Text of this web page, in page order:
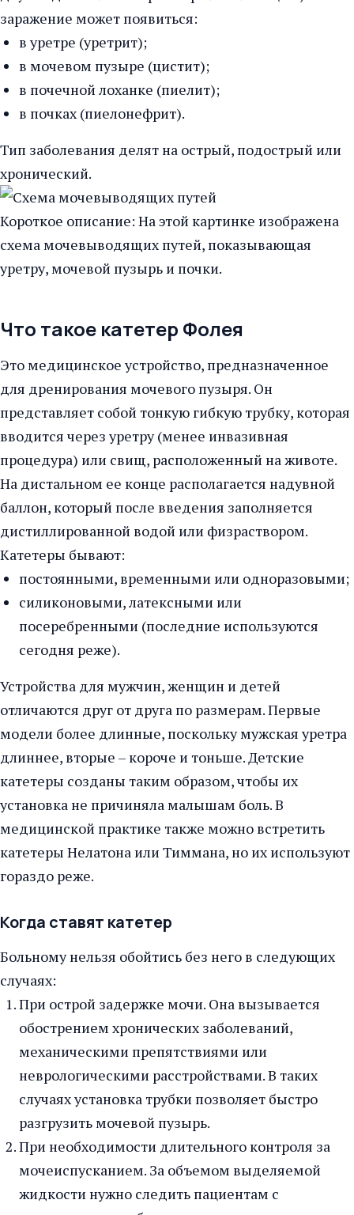
заражение может появиться:
в уретре (уретрит);
в мочевом пузыре (цистит);
в почечной лоханке (пиелит);
в почках (пиелонефрит).
Тип заболевания делят на острый, подострый или
хронический.
Короткое описание: На этой картинке изображена
схема мочевыводящих путей, показывающая
уретру, мочевой пузырь и почки.
Что такое катетер Фолея
Это медицинское устройство, предназначенное
для дренирования мочевого пузыря. Он
представляет собой тонкую гибкую трубку, которая
вводится через уретру (менее инвазивная
процедура) или свищ, расположенный на животе.
На дистальном ее конце располагается надувной
баллон, который после введения заполняется
дистиллированной водой или физраствором.
Катетеры бывают:
постоянными, временными или одноразовыми;
силиконовыми, латексными или
посеребренными (последние используются
сегодня реже).
Устройства для мужчин, женщин и детей
отличаются друг от друга по размерам. Первые
модели более длинные, поскольку мужская уретра
длиннее, вторые – короче и тоньше. Детские
катетеры созданы таким образом, чтобы их
установка не причиняла малышам боль. В
медицинской практике также можно встретить
катетеры Нелатона или Тиммана, но их используют
гораздо реже.
Когда ставят катетер
Больному нельзя обойтись без него в следующих
случаях:
При острой задержке мочи. Она вызывается
обострением хронических заболеваний,
механическими препятствиями или
неврологическими расстройствами. В таких
случаях установка трубки позволяет быстро
разгрузить мочевой пузырь.
При необходимости длительного контроля за
мочеиспусканием. За объемом выделяемой
жидкости нужно следить пациентам с